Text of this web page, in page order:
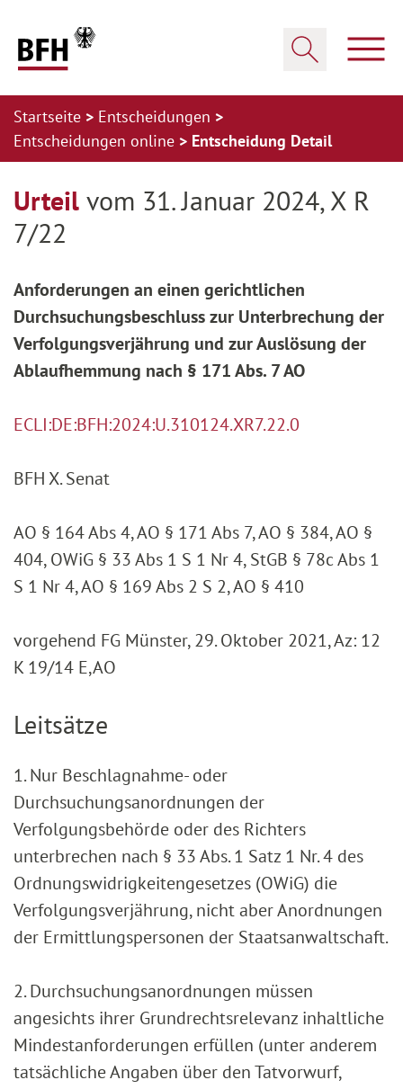
Startseite
Entscheidungen
Entscheidungen online
Entscheidung Detail
Urteil vom 31. Januar 2024, X R
7/22
Anforderungen an einen gerichtlichen
Durchsuchungsbeschluss zur Unterbrechung der
Verfolgungsverjährung und zur Auslösung der
Ablaufhemmung nach § 171 Abs. 7 AO
ECLI:DE:BFH:2024:U.310124.XR7.22.0
BFH X. Senat
AO § 164 Abs 4, AO § 171 Abs 7, AO § 384, AO §
404, OWiG § 33 Abs 1 S 1 Nr 4, StGB § 78c Abs 1
S 1 Nr 4, AO § 169 Abs 2 S 2, AO § 410
vorgehend FG Münster, 29. Oktober 2021, Az: 12
K 19/14 E,AO
Leitsätze
1. Nur Beschlagnahme- oder
Durchsuchungsanordnungen der
Verfolgungsbehörde oder des Richters
unterbrechen nach § 33 Abs. 1 Satz 1 Nr. 4 des
Ordnungswidrigkeitengesetzes (OWiG) die
Verfolgungsverjährung, nicht aber Anordnungen
der Ermittlungspersonen der Staatsanwaltschaft.
2. Durchsuchungsanordnungen müssen
angesichts ihrer Grundrechtsrelevanz inhaltliche
Mindestanforderungen erfüllen (unter anderem
tatsächliche Angaben über den Tatvorwurf,